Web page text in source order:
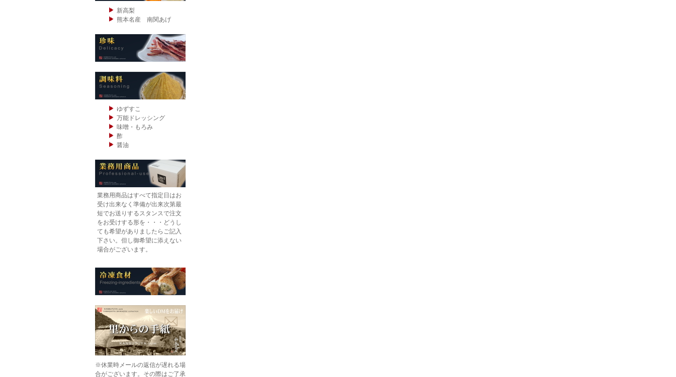
新高梨
熊本名産 南関あげ
ゆずすこ
万能ドレッシング
味噌・もろみ
酢
醤油
業務用商品はすべて指定日はお
受け出来なく準備が出来次第最
短でお送りするスタンスで注文
をお受けする形を・・・どうし
ても希望がありましたらご記入
下さい。但し御希望に添えない
場合がございます。
※休業時メールの返信が遅れる場
合がございます。その際はご了承